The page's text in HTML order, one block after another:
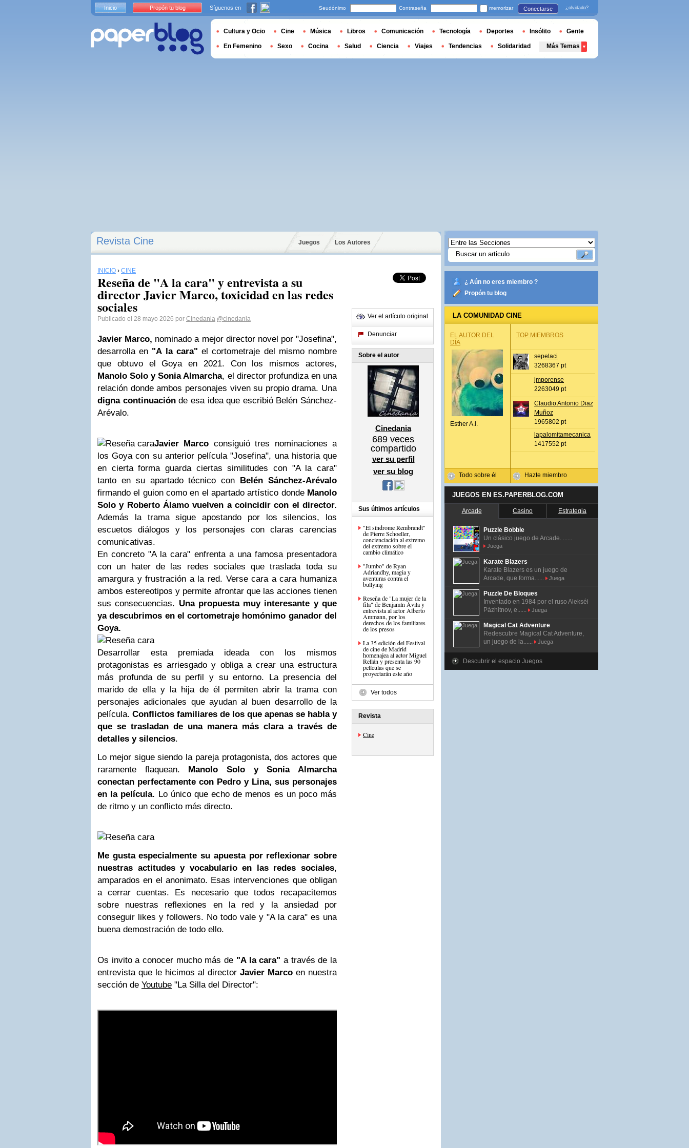
Revista Cine Juegos Los Autores
INICIO › CINE
Reseña de "A la cara" y entrevista a su
director Javier Marco, toxicidad en las redes
sociales
Publicado el 28 mayo 2026 por Cinedania @cinedania
Javier Marco, nominado a mejor director novel por "Josefina",
desarrolla en "A la cara" el cortometraje del mismo nombre
que obtuvo el Goya en 2021. Con los mismos actores,
Manolo Solo y Sonia Almarcha, el director profundiza en una
relación donde ambos personajes viven su propio drama. Una
digna continuaciónde esa idea que escribió Belén Sánchez-
Arévalo.
Javier Marco consiguió tres nominaciones a
los Goya con su anterior película "Josefina", una historia que
en cierta forma guarda ciertas similitudes con "A la cara"
tanto en su apartado técnico con Belén Sánchez-Arévalo
firmando el guion como en el apartado artístico donde Manolo
Solo y Roberto Álamo vuelven a coincidir con el director.
Además la trama sigue apostando por los silencios, los
escuetos diálogos y los personajes con claras carencias
comunicativas.
En concreto "A la cara" enfrenta a una famosa presentadora
con un hater de las redes sociales que traslada toda su
amargura y frustración a la red. Verse cara a cara humaniza
ambos estereotipos y permite afrontar que las acciones tienen
sus consecuencias. Una propuesta muy interesante y que
ya descubrimos en el cortometraje homónimo ganador del
Goya.
Desarrollar esta premiada ideada con los mismos
protagonistas es arriesgado y obliga a crear una estructura
más profunda de su perfil y su entorno. La presencia del
marido de ella y la hija de él permiten abrir la trama con
personajes adicionales que ayudan al buen desarrollo de la
película. Conflictos familiares de los que apenas se habla y
que se trasladan de una manera más clara a través de
detalles y silencios.
Lo mejor sigue siendo la pareja protagonista, dos actores que
raramente flaquean. Manolo Solo y Sonia Almarcha
conectan perfectamente con Pedro y Lina, sus personajes
en la película. Lo único que echo de menos es un poco más
de ritmo y un conflicto más directo.
Me gusta especialmente su apuesta por reflexionar sobre
nuestras actitudes y vocabulario en las redes sociales,
amparados en el anonimato. Esas intervenciones que obligan
a cerrar cuentas. Es necesario que todos recapacitemos
sobre nuestras reflexiones en la red y la ansiedad por
conseguir likes y followers. No todo vale y "A la cara" es una
buena demostración de todo ello.
Os invito a conocer mucho más de "A la cara" a través de la
entrevista que le hicimos al director Javier Marco en nuestra
sección de Youtube "La Silla del Director":
Ver el artículo original
Denunciar
Sobre el autor
Cinedania
689 veces
compartido
ver su perfil
ver su blog
Sus últimos artículos
"El síndrome Rembrandt"
de Pierre Schoeller,
concienciación al extremo
del extremo sobre el
cambio climático
"Jumbo" de Ryan
Adriandhy, magia y
aventuras contra el
bullying
Reseña de "La mujer de la
fila" de Benjamín Ávila y
entrevista al actor Alberto
Ammann, por los
derechos de los familiares
de los presos
La 35 edición del Festival
de cine de Madrid
homenajea al actor Miguel
Rellán y presenta las 90
películas que se
proyectarán este año
Ver todos
Revista
Cine
¿ Aún no eres miembro ?
Propón tu blog
LA COMUNIDAD CINE
EL AUTOR DEL
DÍA
Esther A.l.
Todo sobre él
TOP MIEMBROS
sepelaci
3268367 pt
jmporense
2263049 pt
Claudio Antonio Diaz
Muñoz
1965802 pt
lapalomitamecanica
1417552 pt
Hazte miembro
JUEGOS EN ES.PAPERBLOG.COM
Arcade Casino Estrategia
Puzzle Bobble
Un clásico juego de Arcade. ......
Juega
Karate Blazers
Karate Blazers es un juego de
Arcade, que forma......
Juega
Puzzle De Bloques
Inventado en 1984 por el ruso Alekséi
Pázhitnov, e......
Juega
Magical Cat Adventure
Redescubre Magical Cat Adventure,
un juego de la......
Juega
Descubrir el espacio Juegos
Inicio Propón tu blog Síguenos en Seudónimo Contraseña memorizar Conectarse ¿olvidado?
Cultura y Ocio Cine Música Libros Comunicación Tecnología Deportes Insólito Gente
En Femenino Sexo Cocina Salud Ciencia Viajes Tendencias Solidaridad Más Temas